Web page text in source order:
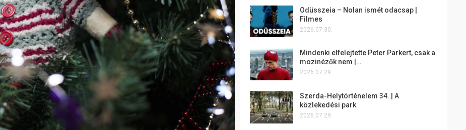
Odüsszeia – Nolan ismét odacsap |
Filmes
2026.07.30.
Mindenki elfelejtette Peter Parkert, csak a
mozinézők nem |…
2026.07.29.
Szerda-Helytörténelem 34. | A
közlekedési park
2026.07.29.